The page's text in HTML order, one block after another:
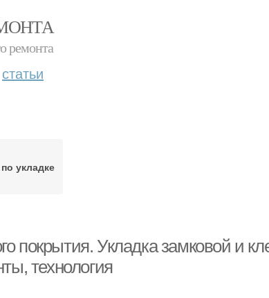
ремонта
статьи
укладке
покрытия. Укладка замковой и
технология